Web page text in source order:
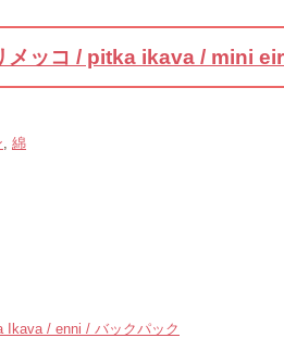
ッコ / pitka ikava / mini
, 綿
Ikava / enni / バックパック